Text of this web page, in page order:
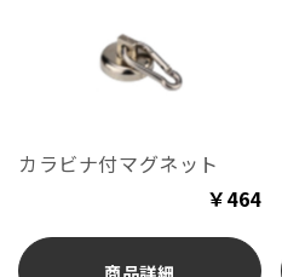
カラビナ付マグネット
￥464
商品詳細